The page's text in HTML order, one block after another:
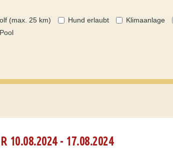
(max. 25 km) Hund erlaubt Klimaanlage
10.08.2024 - 17.08.2024